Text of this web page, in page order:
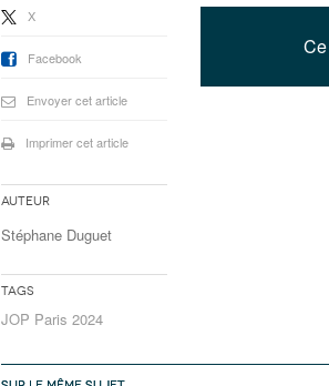
X
Facebook
Envoyer cet article
Imprimer cet article
Auteur
Stéphane Duguet
Tags
JOP Paris 2024